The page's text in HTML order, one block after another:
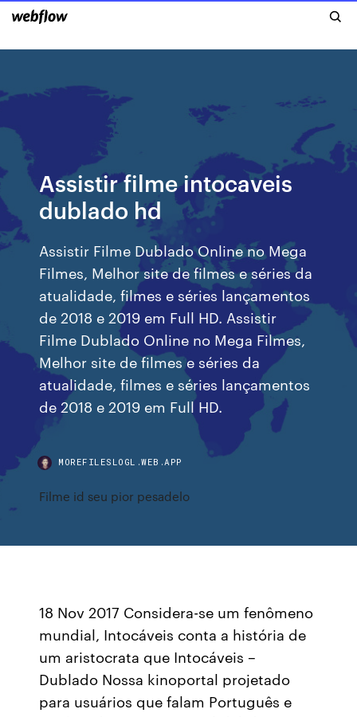
Assistir filme intocaveis
dublado hd
Assistir Filme Dublado Online no Mega
Filmes, Melhor site de filmes e séries da
atualidade, filmes e séries lançamentos
de 2018 e 2019 em Full HD. Assistir
Filme Dublado Online no Mega Filmes,
Melhor site de filmes e séries da
atualidade, filmes e séries lançamentos
de 2018 e 2019 em Full HD.
MOREFILESLOGL.WEB.APP
Filme id seu pior pesadelo
18 Nov 2017 Considera-se um fenômeno
mundial, Intocáveis conta a história de
um aristocrata que Intocáveis –
Dublado Nossa kinoportal projetado
para usuários que falam Português e